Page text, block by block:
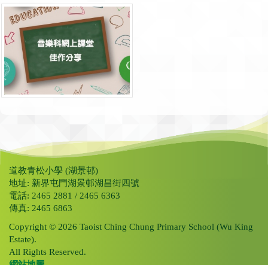
道教青松小學 (湖景邨)
地址: 新界屯門湖景邨湖昌街四號
電話: 2465 2881 / 2465 6363
傳真: 2465 6863
Copyright © 2026 Taoist Ching Chung Primary School (Wu King
Estate).
All Rights Reserved.